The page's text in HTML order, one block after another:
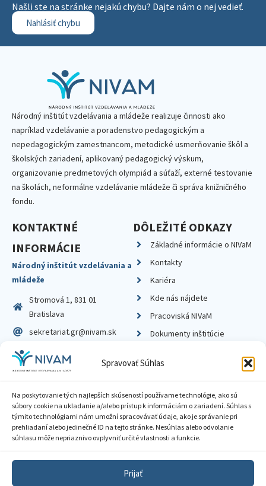
Spravovať Súhlas
Na poskytovanie tých najlepších skúseností používame technológie, ako sú
súbory cookie na ukladanie a/alebo prístup k informáciám o zariadení. Súhlas s
týmito technológiami nám umožní spracovávať údaje, ako je správanie pri
prehliadaní alebo jedinečné ID na tejto stránke. Nesúhlas alebo odvolanie
súhlasu môže nepriaznivo ovplyvniť určité vlastnosti a funkcie.
Prijať
Našli ste na stránke nejakú chybu? Dajte nám o nej vedieť.
Nahlásiť chybu
Národný inštitút vzdelávania a mládeže realizuje činnosti ako
napríklad vzdelávanie a poradenstvo pedagogickým a
nepedagogickým zamestnancom, metodické usmerňovanie škôl a
školských zariadení, aplikovaný pedagogický výskum,
organizovanie predmetových olympiád a súťaží, externé testovanie
na školách, neformálne vzdelávanie mládeže či správa knižničného
fondu.
KONTAKTNÉ
INFORMÁCIE
Národný inštitút vzdelávania a
mládeže
Stromová 1, 831 01
Bratislava
sekretariat.gr@nivam.sk
IČO: 00164348
DIČ: 2020798714
DÔLEŽITÉ ODKAZY
Základné informácie o NIVaM
Kontakty
Kariéra
Kde nás nájdete
Pracoviská NIVaM
Dokumenty inštitúcie
Zásady ochrany súkromia
Sprístupnenie informácií